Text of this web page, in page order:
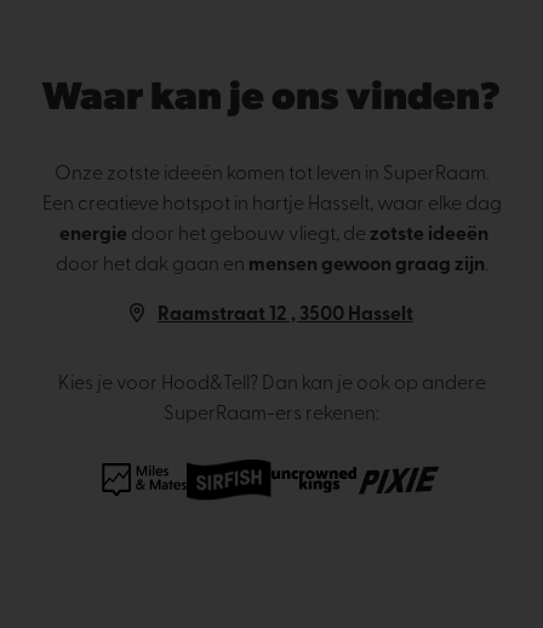
Waar kan je ons vinden?
Onze zotste ideeën komen tot leven in SuperRaam.
Een creatieve hotspot in hartje Hasselt, waar elke dag
energie door het gebouw vliegt, de zotste ideeën
door het dak gaan en mensen gewoon graag zijn.
Raamstraat 12 , 3500 Hasselt
Kies je voor Hood&Tell? Dan kan je ook op andere
SuperRaam-ers rekenen: